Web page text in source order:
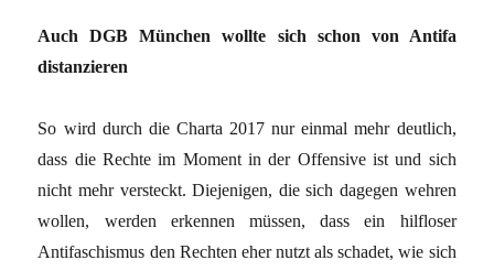
Auch DGB München wollte sich schon von Antifa
distanzieren
So wird durch die Charta 2017 nur einmal mehr deutlich,
dass die Rechte im Moment in der Offensive ist und sich
nicht mehr versteckt. Diejenigen, die sich dagegen wehren
wollen, werden erkennen müssen, dass ein hilfloser
Antifaschismus den Rechten eher nutzt als schadet, wie sich